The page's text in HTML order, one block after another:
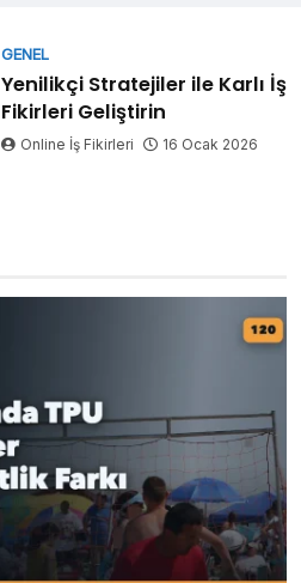
GENEL
Yenilikçi Stratejiler ile Karlı İş
Fikirleri Geliştirin
Online İş Fikirleri 16 Ocak 2026